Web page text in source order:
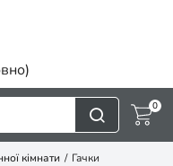
0
кімнати Гачки